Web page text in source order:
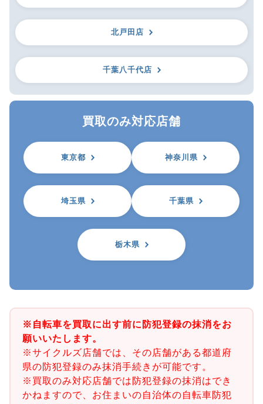
北戸田店
千葉八千代店
買取のみ対応店舗
東京都 神奈川県
埼玉県 千葉県
栃木県
※自転車を買取に出す前に防犯登録の抹消をお
願いいたします。
※サイクルズ店舗では、その店舗がある都道府
県の防犯登録のみ抹消手続きが可能です。
※買取のみ対応店舗では防犯登録の抹消はでき
かねますので、お住まいの自治体の自転車防犯